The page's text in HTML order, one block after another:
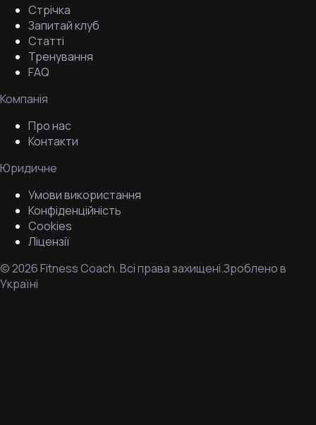
Стрічка
Запитай клуб
Статті
Тренування
FAQ
Компанія
Про нас
Контакти
Юридичне
Умови використання
Конфіденційність
Cookies
Ліцензії
©2026Fitness Coach.Всі права захищені.Зроблено в
Україні